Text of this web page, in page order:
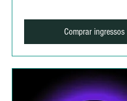
Comprar ingressos